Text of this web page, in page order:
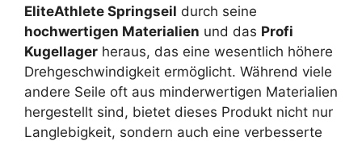
EliteAthlete Springseil durch seine
hochwertigen Materialien und das Profi
Kugellager heraus, das eine wesentlich höhere
Drehgeschwindigkeit ermöglicht. Während viele
andere Seile oft aus minderwertigen Materialien
hergestellt sind, bietet dieses Produkt nicht nur
Langlebigkeit, sondern auch eine verbesserte